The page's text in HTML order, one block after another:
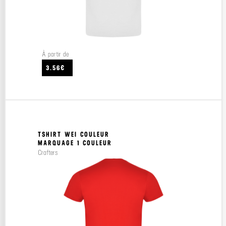
À partir de
3.56€
TSHIRT WEI COULEUR
MARQUAGE 1 COULEUR
Crafters